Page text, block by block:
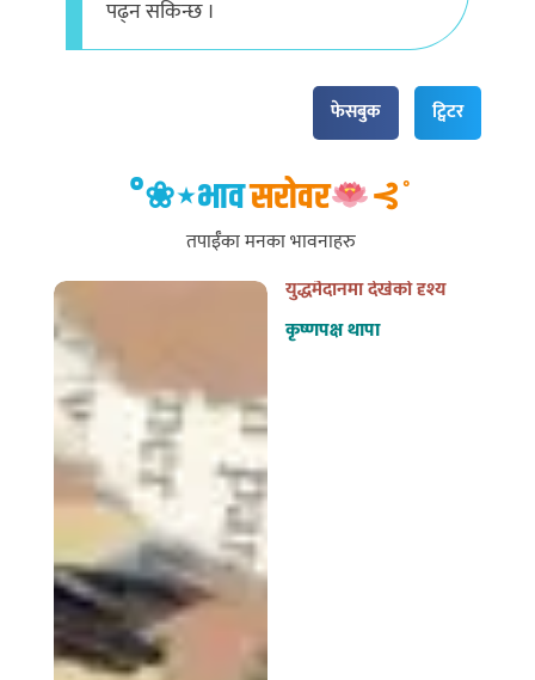
फेसबुक ट्विटर
°❀⋆भाव सरोवर ⊰˚
तपाईँका मनका भावनाहरु
युद्धमैदानमा देखेको दृश्य
कृष्णपक्ष थापा